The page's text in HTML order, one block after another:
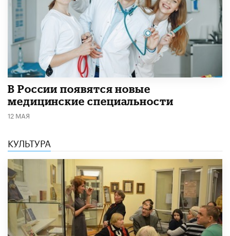
В России появятся новые
медицинские специальности
12 МАЯ
КУЛЬТУРА